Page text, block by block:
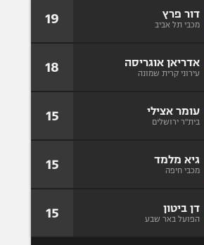
דור פרץ
מכבי תל אביב 19
אדריאן אוגריסה
עירוני קרית שמונה 18
עומר אצילי
בית"ר ירושלים 15
גיא מלמד
מכבי חיפה 15
דן ביטון
הפועל באר שבע 15